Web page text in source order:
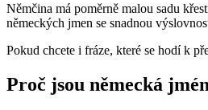
Němčina má poměrně malou sadu
německých jmen se snadnou
Pokud chcete i fráze, které se hodí k
Proč jsou německá